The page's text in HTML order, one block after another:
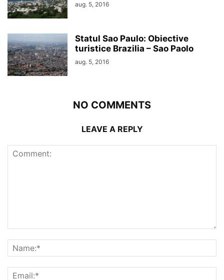
aug. 5, 2016
Statul Sao Paulo: Obiective
turistice Brazilia – Sao Paolo
aug. 5, 2016
NO COMMENTS
LEAVE A REPLY